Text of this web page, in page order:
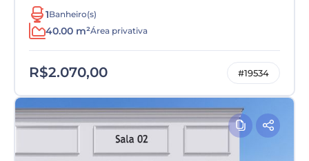
1Banheiro(s)
40.00 m²Área privativa
R$2.070,00 #19534